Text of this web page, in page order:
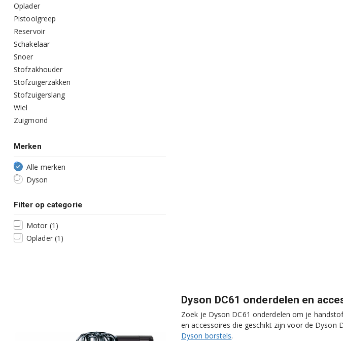
Oplader
Pistoolgreep
Reservoir
Schakelaar
Snoer
Stofzakhouder
Stofzuigerzakken
Stofzuigerslang
Wiel
Zuigmond
Merken
Alle merken
Dyson
Filter op categorie
Motor (1)
Oplader (1)
Dyson DC61 onderdelen en
Zoek je Dyson DC61 onderdelen om je
en accessoires die geschikt zijn voor de Dyson
Dyson borstels.